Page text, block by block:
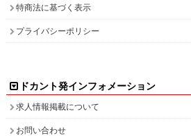
特商法に基づく表示
プライバシーポリシー
ドカント発インフォメーション
求人情報掲載について
お問い合わせ